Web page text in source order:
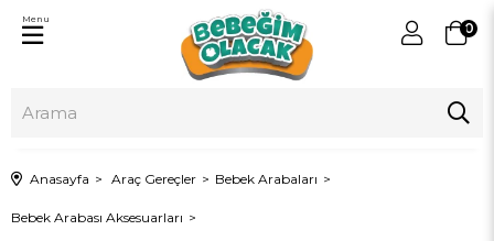
0
Menu
Anasayfa Araç Gereçler Bebek Arabaları
Bebek Arabası Aksesuarları